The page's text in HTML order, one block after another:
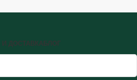
И ДОСТАВКА БЛОГ